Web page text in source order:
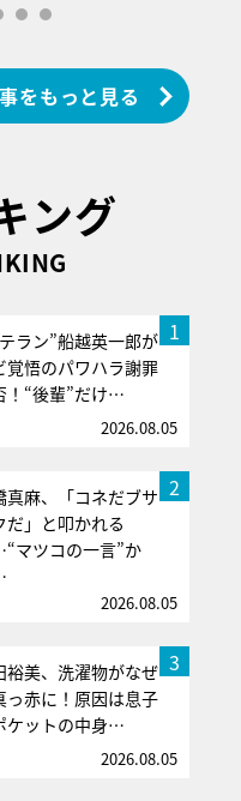
をもっと見る
ング
1
ラン”船越英一郎が
覚悟のパワハラ謝罪
！“後輩”だけ…
2026.08.05
2
真麻、「コネだブサ
だ」と叩かれる
マツコの一言”か
2026.08.05
3
裕美、洗濯物がなぜ
っ赤に！原因は息子
ケットの中身…
2026.08.05